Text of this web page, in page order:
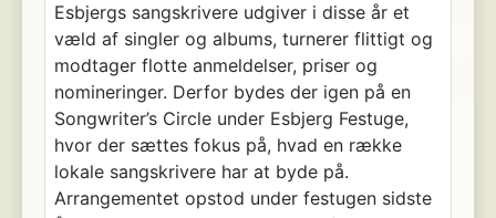
Esbjergs sangskrivere udgiver i disse år et
væld af singler og albums, turnerer flittigt og
modtager flotte anmeldelser, priser og
nomineringer. Derfor bydes der igen på en
Songwriter’s Circle under Esbjerg Festuge,
hvor der sættes fokus på, hvad en række
lokale sangskrivere har at byde på.
Arrangementet opstod under festugen sidste